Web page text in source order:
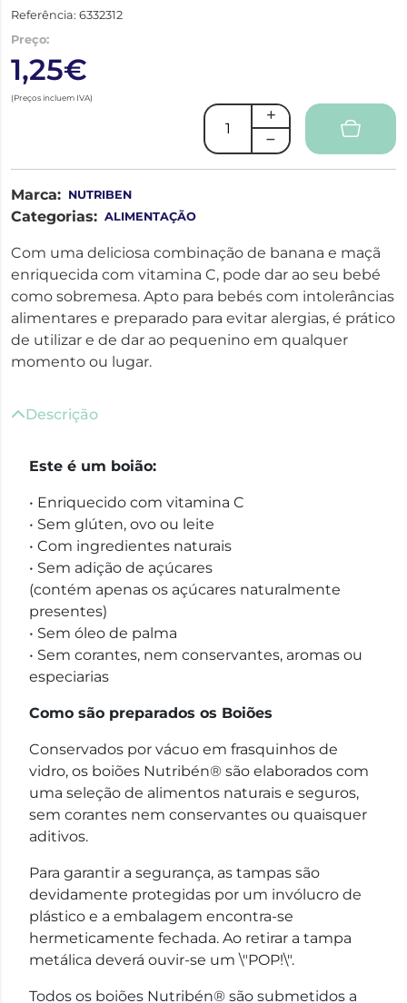
Referência: 6332312
Preço:
1,25€
(Preços incluem IVA)
Marca: NUTRIBEN
Categorias: ALIMENTAÇÃO
Com uma deliciosa combinação de banana e maçã
enriquecida com vitamina C, pode dar ao seu bebé
como sobremesa. Apto para bebés com intolerâncias
alimentares e preparado para evitar alergias, é prático
de utilizar e de dar ao pequenino em qualquer
momento ou lugar.
Descrição
Este é um boião:
• Enriquecido com vitamina C
• Sem glúten, ovo ou leite
• Com ingredientes naturais
• Sem adição de açúcares
(contém apenas os açúcares naturalmente
presentes)
• Sem óleo de palma
• Sem corantes, nem conservantes, aromas ou
especiarias
Como são preparados os Boiões
Conservados por vácuo em frasquinhos de
vidro, os boiões Nutribén® são elaborados com
uma seleção de alimentos naturais e seguros,
sem corantes nem conservantes ou quaisquer
aditivos.
Para garantir a segurança, as tampas são
devidamente protegidas por um invólucro de
plástico e a embalagem encontra-se
hermeticamente fechada. Ao retirar a tampa
metálica deverá ouvir-se um \"POP!\".
Todos os boiões Nutribén® são submetidos a